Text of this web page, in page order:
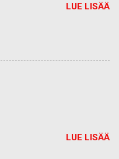
LUE LISÄÄ
LUE LISÄÄ